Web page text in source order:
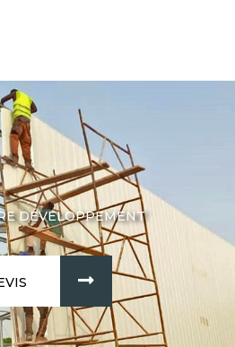
DÉVELOPPEMENT